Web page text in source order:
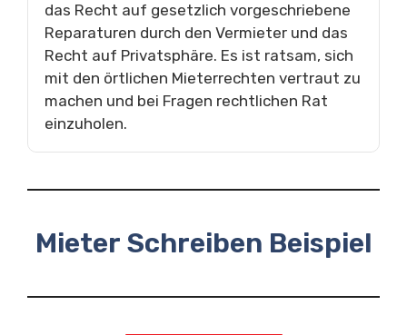
das Recht auf gesetzlich vorgeschriebene
Reparaturen durch den Vermieter und das
Recht auf Privatsphäre. Es ist ratsam, sich
mit den örtlichen Mieterrechten vertraut zu
machen und bei Fragen rechtlichen Rat
einzuholen.
Mieter Schreiben Beispiel